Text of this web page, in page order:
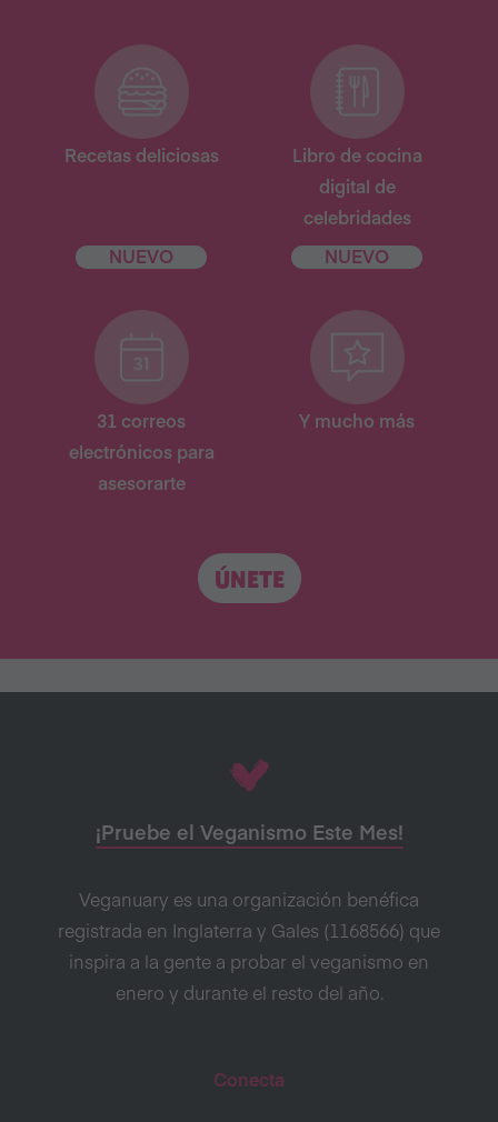
Recetas deliciosas
NUEVO
Libro de cocina
digital de
celebridades
NUEVO
31 correos
electrónicos para
asesorarte
Y mucho más
ÚNETE
¡Pruebe el Veganismo Este Mes!
Veganuary es una organización benéfica
registrada en Inglaterra y Gales (1168566) que
inspira a la gente a probar el veganismo en
enero y durante el resto del año.
Conecta